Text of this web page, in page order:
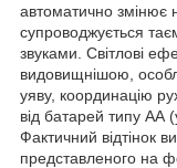
автоматично змінює
супроводжується
звуками. Світлові
видовищнішою,
уяву, координацію
від батарей типу АА
Фактичний відтінок
представленого на